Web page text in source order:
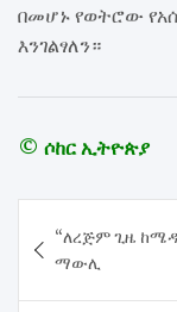
በመሆኑ የወትሮው
እንገልፃለን።
© ሶከር ኢትዮጵያ
navigation
“ለረጅም ጊዜ
ማውሊ